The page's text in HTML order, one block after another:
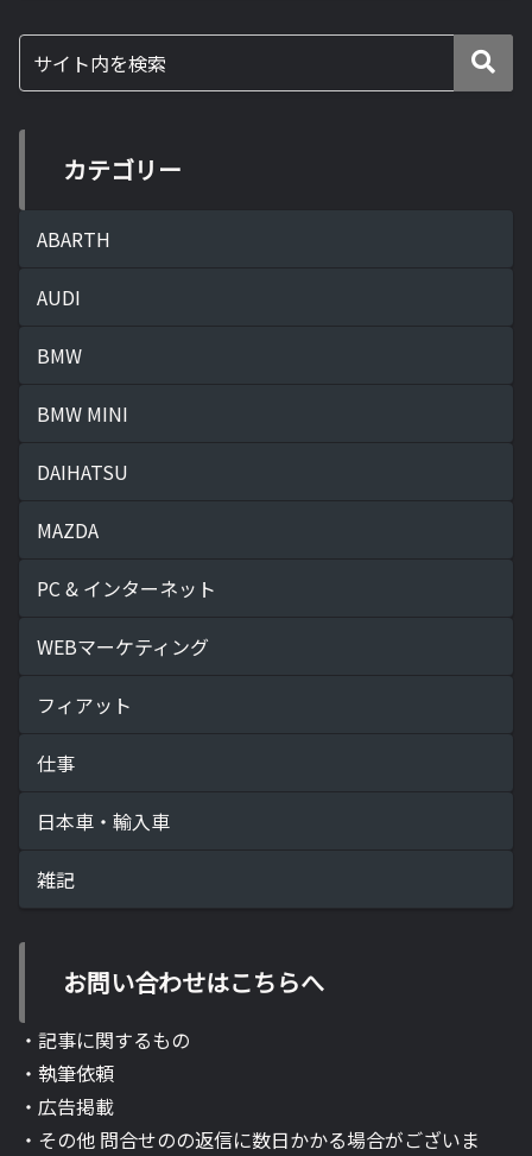
カテゴリー
ABARTH
AUDI
BMW
BMW MINI
DAIHATSU
MAZDA
PC & インターネット
WEBマーケティング
フィアット
仕事
日本車・輸入車
雑記
お問い合わせはこちらへ
・記事に関するもの
・執筆依頼
・広告掲載
・その他 問合せのの返信に数日かかる場合がございま